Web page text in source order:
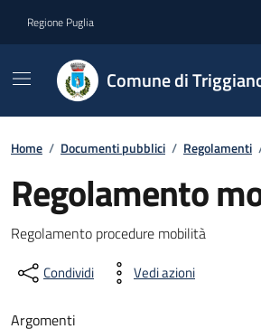
Regione Puglia
Comune di
Home / Documenti pubblici / Regolamenti
Regolamento
Dettagli del documento
Regolamento procedure mobilità
Condividi Vedi azioni
Argomenti